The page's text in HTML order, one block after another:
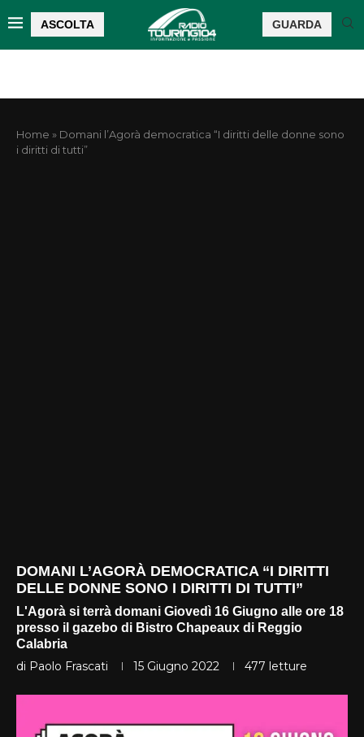
ASCOLTA GUARDA
Home » Domani l’Agorà democratica “I diritti delle donne sono
i diritti di tutti”
DOMANI L’AGORÀ DEMOCRATICA “I DIRITTI
DELLE DONNE SONO I DIRITTI DI TUTTI”
L'Agorà si terrà domani Giovedì 16 Giugno alle ore 18
presso il gazebo di Bistro Chapeaux di Reggio
Calabria
di Paolo Frascati 15 Giugno 2022 477 letture